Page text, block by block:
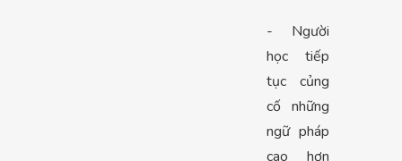
- Người
học tiếp
tục củng
cố những
ngữ pháp
cao hơn